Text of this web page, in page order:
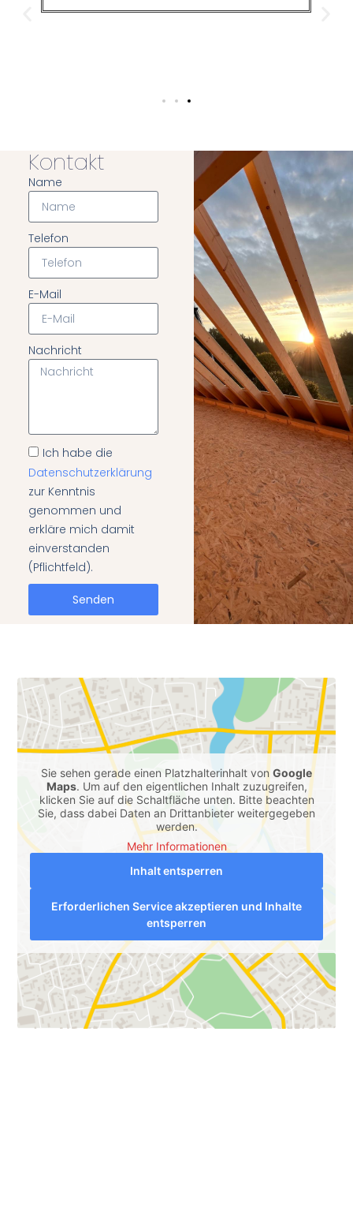
Kontakt
Name
Telefon
E-Mail
Nachricht
Ich habe die
Datenschutzerklärung
zur Kenntnis
genommen und
erkläre mich damit
einverstanden
(Pflichtfeld).
Senden
Sie sehen gerade einen Platzhalterinhalt von Google
Maps. Um auf den eigentlichen Inhalt zuzugreifen,
klicken Sie auf die Schaltfläche unten. Bitte beachten
Sie, dass dabei Daten an Drittanbieter weitergegeben
werden.
Mehr Informationen
Inhalt entsperren
Erforderlichen Service akzeptieren und Inhalte
entsperren